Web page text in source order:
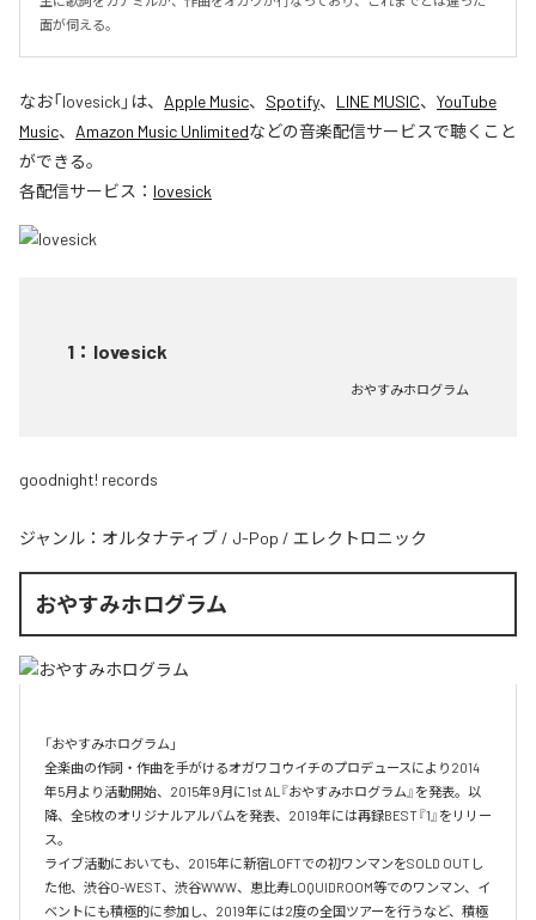
面が伺える。
なお「lovesick 」は、 Apple Music、 Spotify、 LINE MUSIC、 YouTube
Music、 Amazon Music Unlimitedなどの音楽配信サービスで聴くこと
ができる。
各配信サービス： lovesick
1 ： lovesick
おやすみホログラム
goodnight! records
ジャンル： オルタナティブ / J-Pop / エレクトロニック
おやすみホログラム
「おやすみホログラム」
全楽曲の作詞・作曲を⼿がけるオガワコウイチのプロデュースにより2014
年5⽉より活動開始、2015年9⽉に1st AL『おやすみホログラム』を発表。以
降、全5枚のオリジナルアルバムを発表、2019年には再録BEST『1』をリリー
ス。
ライブ活動においても、2015年に新宿LOFTでの初ワンマンをSOLD OUTし
た他、渋⾕O-WEST、渋⾕WWW、恵⽐寿LOQUIDROOM等でのワンマン、イ
ベントにも積極的に参加し、2019年には2度の全国ツアーを⾏うなど、積極